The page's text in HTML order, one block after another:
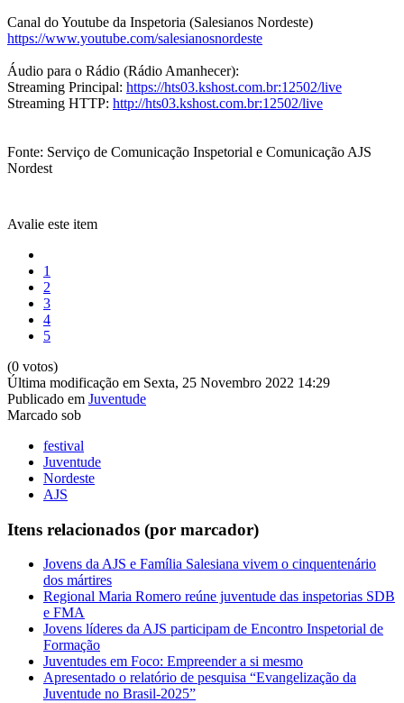
Canal do Youtube da Inspetoria (Salesianos Nordeste)
https://www.youtube.com/salesianosnordeste
Áudio para o Rádio (Rádio Amanhecer):
Streaming Principal: https://hts03.kshost.com.br:12502/live
Streaming HTTP: http://hts03.kshost.com.br:12502/live
Fonte: Serviço de Comunicação Inspetorial e Comunicação AJS
Nordest
Avalie este item
1
2
3
4
5
(0 votos)
Última modificação em Sexta, 25 Novembro 2022 14:29
Publicado em Juventude
Marcado sob
festival
Juventude
Nordeste
AJS
Itens relacionados (por marcador)
Jovens da AJS e Família Salesiana vivem o cinquentenário
dos mártires
Regional Maria Romero reúne juventude das inspetorias SDB
e FMA
Jovens líderes da AJS participam de Encontro Inspetorial de
Formação
Juventudes em Foco: Empreender a si mesmo
Apresentado o relatório de pesquisa “Evangelização da
Juventude no Brasil-2025”